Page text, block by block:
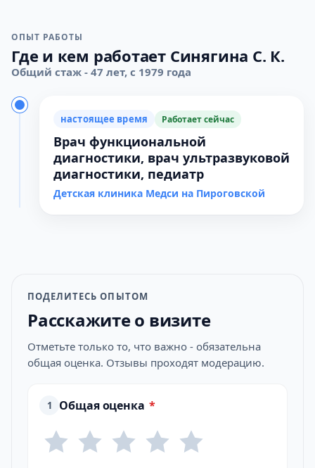
ОПЫТ РАБОТЫ
Где и кем работает Синягина С. К.
Общий стаж - 47 лет, с 1979 года
настоящее время Работает сейчас
Врач функциональной
диагностики, врач ультразвуковой
диагностики, педиатр
Детская клиника Медси на Пироговской
ПОДЕЛИТЕСЬ ОПЫТОМ
Расскажите о визите
Отметьте только то, что важно - обязательна
общая оценка. Отзывы проходят модерацию.
1 Общая оценка *